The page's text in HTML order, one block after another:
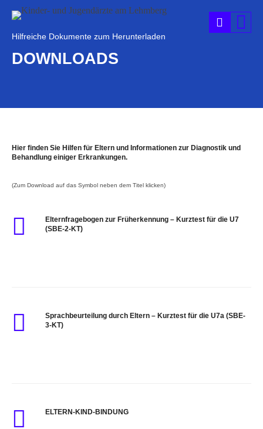
Hilfreiche Dokumente zum Herunterladen
DOWNLOADS
Hier finden Sie Hilfen für Eltern und Informationen zur Diagnostik und
Behandlung einiger Erkrankungen.
(Zum Download auf das Symbol neben dem Titel klicken)
Elternfragebogen zur Früherkennung – Kurztest für die U7
(SBE-2-KT)
Sprachbeurteilung durch Eltern – Kurztest für die U7a (SBE-
3-KT)
ELTERN-KIND-BINDUNG